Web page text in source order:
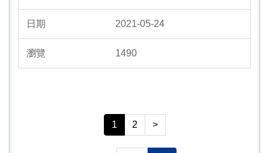
2021-05-24
1490
1 2 >